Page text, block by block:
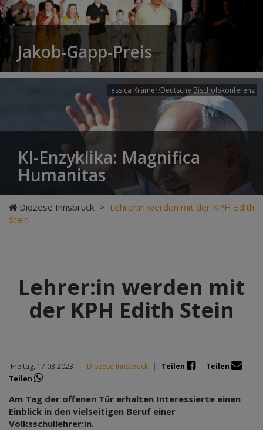
Jakob-Gapp-Preis
Jessica Krämer/Deutsche Bischofskonferenz
KI-Enzyklika: Magnifica
Humanitas
Diözese Innsbruck > Lehrer:in werden mit der KPH Edith
Stein
Lehrer:in werden mit
der KPH Edith Stein
Freitag, 17.03.2023 | Diözese Innsbruck | Teilen
Teilen
Teilen
Am Tag der offenen Tür erhalten Interessierte einen
Einblick in den vielseitigen Beruf einer
Volksschullehrer:in.